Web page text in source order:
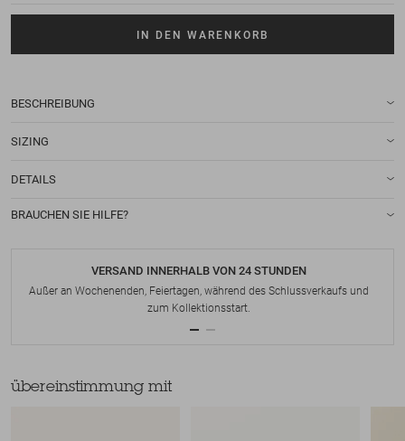
IN DEN WARENKORB
BESCHREIBUNG
SIZING
DETAILS
BRAUCHEN SIE HILFE?
VERSAND INNERHALB VON 24 STUNDEN
Außer an Wochenenden, Feiertagen, während des Schlussverkaufs und
zum Kollektionsstart.
übereinstimmung mit